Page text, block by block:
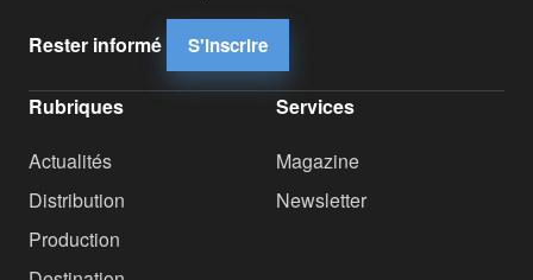
Rester informé S'inscrire
Rubriques
Actualités
Distribution
Production
Services
Magazine
Newsletter